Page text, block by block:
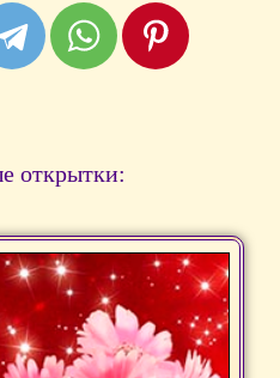
открытки: